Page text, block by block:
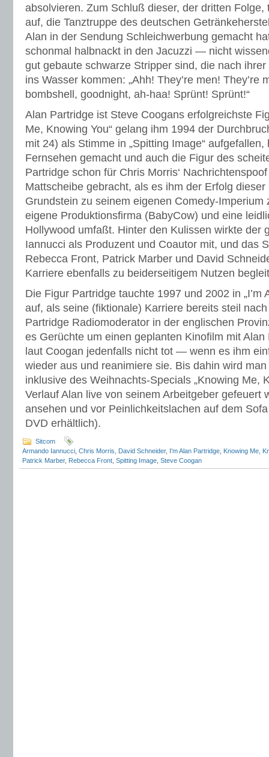
absolvieren. Zum Schluß dieser, der dritten Folge,
auf, die Tanztruppe des deutschen
Alan in der Sendung Schleichwerbung gemacht
schonmal halbnackt in den Jacuzzi — nicht
gut gebaute schwarze Stripper sind, die nach
ins Wasser kommen: „Ahh! They’re men! They’re
bombshell, goodnight, ah-haa! Sprünt! Sprünt!“
Alan Partridge ist Steve Coogans erfolgreichste
Me, Knowing You“ gelang ihm 1994 der
mit 24) als Stimme in „Spitting Image“
Fernsehen gemacht und auch die Figur des
Partridge schon für Chris Morris‘
Mattscheibe gebracht, als es ihm der Erfolg
Grundstein zu seinem eigenen Comedy-Imperium
eigene Produktionsfirma (BabyCow) und eine
Hollywood umfaßt. Hinter den Kulissen wirkte der
Iannucci als Produzent und Coautor mit, und das
Rebecca Front, Patrick Marber und David
Karriere ebenfalls zu beiderseitigem Nutzen
Die Figur Partridge tauchte 1997 und 2002 in „I’m
auf, als seine (fiktionale) Karriere bereits steil
Partridge Radiomoderator in der englischen
es Gerüchte um einen geplanten Kinofilm mit
laut Coogan jedenfalls nicht tot — wenn es ihm
wieder aus und reanimiere sie. Bis dahin wird man
inklusive des Weihnachts-Specials „Knowing Me,
Verlauf Alan live von seinem Arbeitgeber gefeuert
ansehen und vor Peinlichkeitslachen auf dem
DVD erhältlich).
Sitcom
Armando Iannucci Chris Morris David Schneider, I'm Alan Partridge Knowing Me,
Patrick Marber, Rebecca Front Spitting Image Steve Coogan